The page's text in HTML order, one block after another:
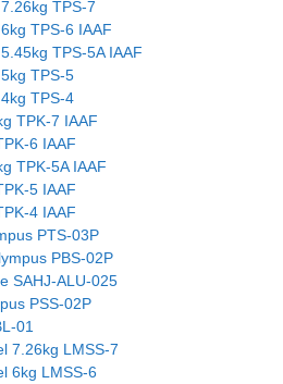
TPS-7
TPS-6 IAAF
TPS-5A IAAF
TPS-5
TPS-4
TPK-7 IAAF
6 IAAF
TPK-5A IAAF
5 IAAF
4 IAAF
PTS-03P
PBS-02P
SAHJ-ALU-025
PSS-02P
01
7.26kg LMSS-7
6kg LMSS-6